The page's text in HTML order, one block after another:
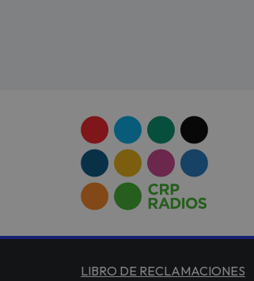
LIBRO DE RECLAMACIONES